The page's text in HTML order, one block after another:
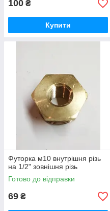
100 ₴
Купити
Футорка м10 внутрішня різь
на 1/2" зовнішня різь
Готово до відправки
69 ₴